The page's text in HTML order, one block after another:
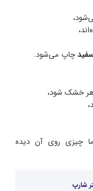
چاپ می‌شود.
خشک شود،
چیزی روی آن دیده
شارپ